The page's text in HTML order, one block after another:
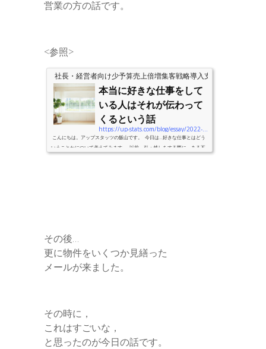
営業の方の話です。
<参照>
社長・経営者向け少予算売上倍増集客戦略導入支援のアップスタ
本当に好きな仕事をして
いる人はそれが伝わって
くるという話
こんにちは。アップスタッツの飯山です。 今日は…好きな仕事とはどう
いうことかについて考えてみます。 以前，引っ越しをする際に，ある不
その後…
更に物件をいくつか見繕った
メールが来ました。
その時に，
これはすごいな，
と思ったのが今日の話です。